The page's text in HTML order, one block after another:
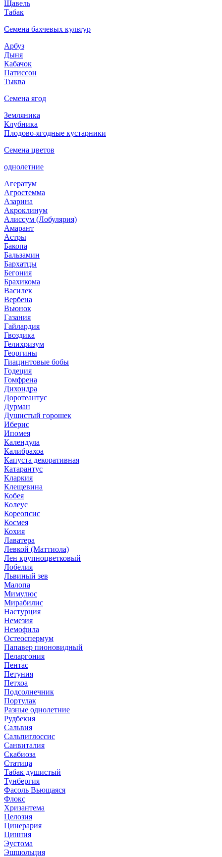
Щавель
Табак
Семена бахчевых культур
Арбуз
Дыня
Кабачок
Патиссон
Тыква
Семена ягод
Земляника
Клубника
Плодово-ягодные кустарники
Семена цветов
однолетние
Агератум
Агростемма
Азарина
Акроклинум
Алиссум (Лобулярия)
Амарант
Астры
Бакопа
Бальзамин
Бархатцы
Бегония
Брахикома
Василек
Вербена
Вьюнок
Газания
Гайлардия
Гвоздика
Гелихризум
Георгины
Гиацинтовые бобы
Годеция
Гомфрена
Дихондра
Доротеантус
Дурман
Душистый горошек
Иберис
Ипомея
Календула
Калибрахоа
Капуста декоративная
Катарантус
Кларкия
Клещевина
Кобея
Колеус
Кореопсис
Космея
Кохия
Лаватера
Левкой (Маттиола)
Лен крупноцветковый
Лобелия
Львиный зев
Малопа
Мимулюс
Мирабилис
Настурция
Немезия
Немофила
Остеоспермум
Папавер пионовидный
Пеларгония
Пентас
Петуния
Петхоа
Подсолнечник
Портулак
Разные однолетние
Рудбекия
Сальвия
Сальпиглоссис
Санвиталия
Скабиоза
Статица
Табак душистый
Тунбергия
Фасоль Вьющаяся
Флокс
Хризантема
Целозия
Цинерария
Цинния
Эустома
Эшшольция